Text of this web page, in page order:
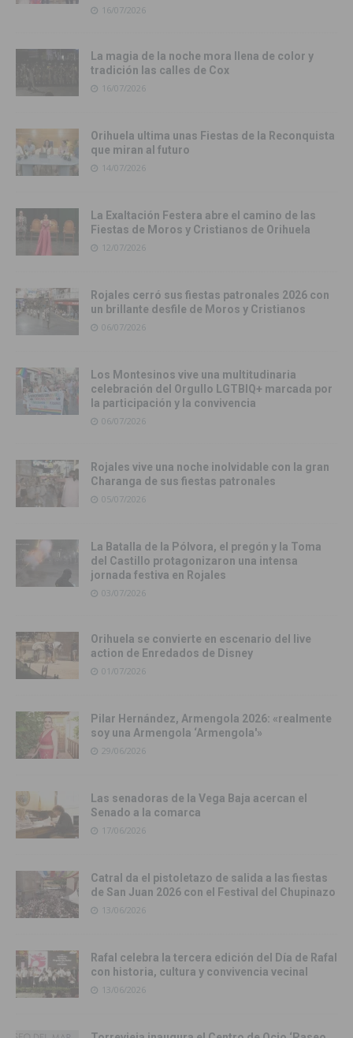
16/07/2026
La magia de la noche mora llena de color y
tradición las calles de Cox
16/07/2026
Orihuela ultima unas Fiestas de la Reconquista
que miran al futuro
14/07/2026
La Exaltación Festera abre el camino de las
Fiestas de Moros y Cristianos de Orihuela
12/07/2026
Rojales cerró sus fiestas patronales 2026 con
un brillante desfile de Moros y Cristianos
06/07/2026
Los Montesinos vive una multitudinaria
celebración del Orgullo LGTBIQ+ marcada por
la participación y la convivencia
06/07/2026
Rojales vive una noche inolvidable con la gran
Charanga de sus fiestas patronales
05/07/2026
La Batalla de la Pólvora, el pregón y la Toma
del Castillo protagonizaron una intensa
jornada festiva en Rojales
03/07/2026
Orihuela se convierte en escenario del live
action de Enredados de Disney
01/07/2026
Pilar Hernández, Armengola 2026: «realmente
soy una Armengola ‘Armengola'»
29/06/2026
Las senadoras de la Vega Baja acercan el
Senado a la comarca
17/06/2026
Catral da el pistoletazo de salida a las fiestas
de San Juan 2026 con el Festival del Chupinazo
13/06/2026
Rafal celebra la tercera edición del Día de Rafal
con historia, cultura y convivencia vecinal
13/06/2026